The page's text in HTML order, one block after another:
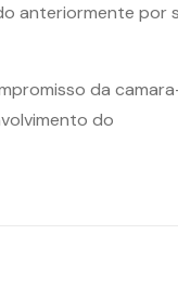
anteriormente por
da
do